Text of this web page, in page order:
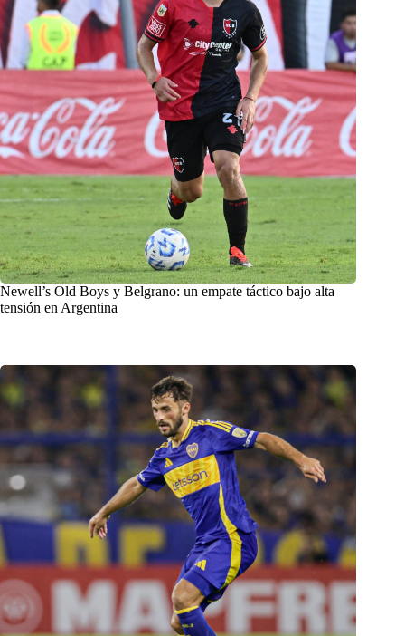
Newell’s Old Boys y Belgrano: un empate táctico bajo alta
tensión en Argentina